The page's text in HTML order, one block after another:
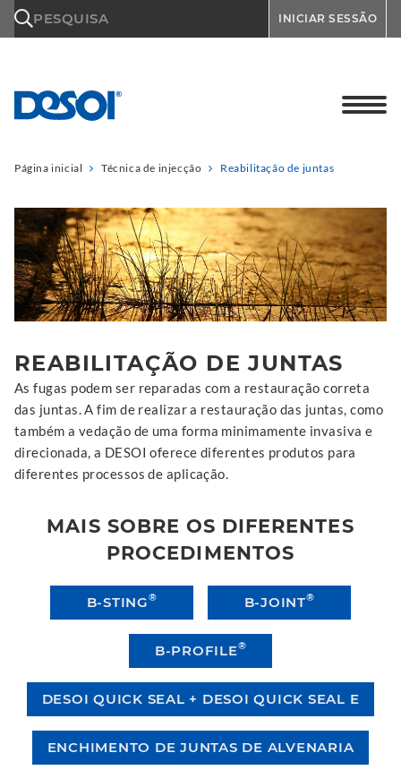
PESQUISA INICIAR SESSÃO
Página inicial Técnica de injecção Reabilitação de juntas
REABILITAÇÃO DE JUNTAS
As fugas podem ser reparadas com a restauração correta
das juntas. A fim de realizar a restauração das juntas, como
também a vedação de uma forma minimamente invasiva e
direcionada, a DESOI oferece diferentes produtos para
diferentes processos de aplicação.
MAIS SOBRE OS DIFERENTES
PROCEDIMENTOS
B-STING® B-JOINT®
B-PROFILE®
DESOI QUICK SEAL + DESOI QUICK SEAL E
ENCHIMENTO DE JUNTAS DE ALVENARIA